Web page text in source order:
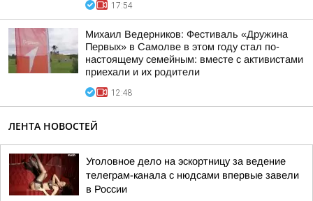
17:54
Михаил Ведерников: Фестиваль «Дружина
Первых» в Самолве в этом году стал по-
настоящему семейным: вместе с активистами
приехали и их родители
12:48
ЛЕНТА НОВОСТЕЙ
Уголовное дело на эскортницу за ведение
телеграм-канала с нюдсами впервые завели
в России